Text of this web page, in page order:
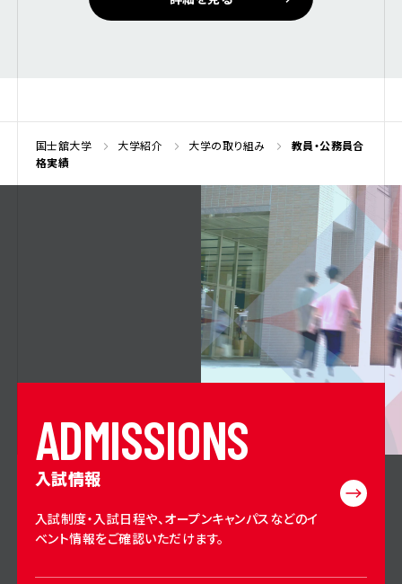
国士舘大学 大学紹介 大学の取り組み
教員・公務員合
格実績
ADMISSIONS
入試情報
入試制度・入試日程や、オープンキャンパスなどのイ
ベント情報をご確認いただけます。